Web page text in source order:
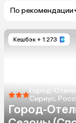
По рекомендации
Кешбэк + 1 273
Город-
Сириус,
Город-